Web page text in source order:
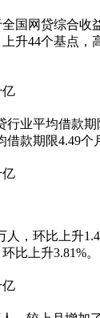
国网贷综合收
升44个基点
业平均借款期
款期限4.49个
，环比上升
比上升3.81%。